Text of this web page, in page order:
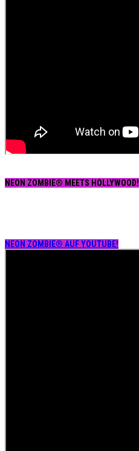
NEON ZOMBIE® MEETS HOLLYWOOD!
NEON ZOMBIE® AUF YOUTUBE!